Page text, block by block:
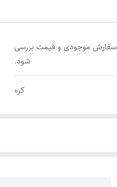
سفارش موجودی و قیمت بررسی
شود.
کره